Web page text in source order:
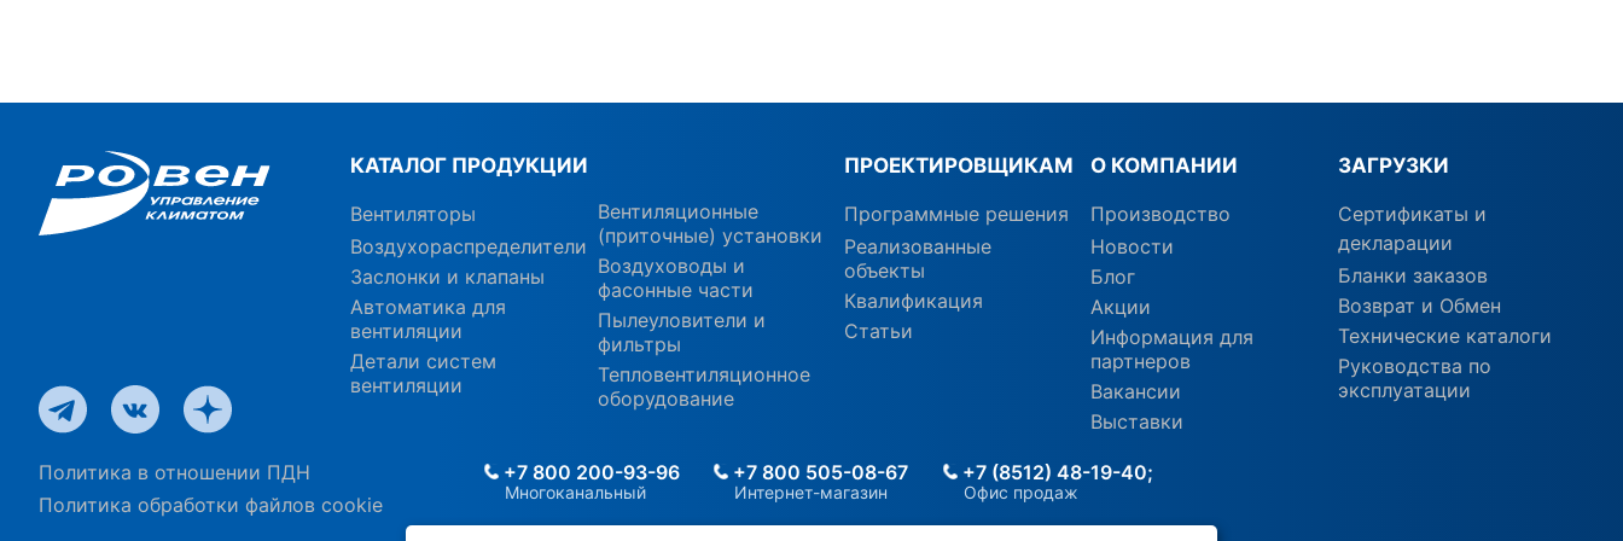
КАТАЛОГ ПРОДУКЦИИ
Вентиляторы
Воздухораспределители
Заслонки и клапаны
Автоматика для
вентиляции
Детали систем
вентиляции
Вентиляционные
(приточные) установки
Воздуховоды и
фасонные части
Пылеуловители и
фильтры
Тепловентиляционное
оборудование
ПРОЕКТИРОВЩИКАМ
Программные решения
Реализованные
объекты
Квалификация
Статьи
О КОМПАНИИ
Производство
Новости
Блог
Акции
Информация для
партнеров
Вакансии
Выставки
ЗАГРУЗКИ
Сертификаты и
декларации
Бланки заказов
Возврат и Обмен
Технические каталоги
Руководства по
эксплуатации
Политика в отношении ПДН
Политика обработки файлов cookie
+7 800 200-93-96
Многоканальный
+7 800 505-08-67
Интернет-магазин
+7 (8512) 48-19-40;
Офис продаж